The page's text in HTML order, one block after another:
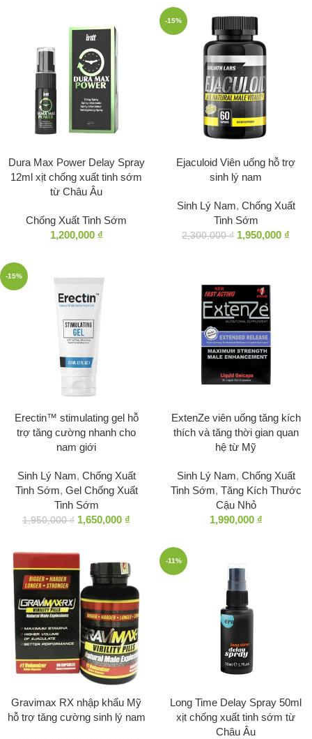
Dura Max Power Delay Spray
12ml xịt chống xuất tinh sớm
từ Châu Âu
Chống Xuất Tinh Sớm
1,200,000 ₫
-15%
Ejaculoid Viên uống hỗ trợ
sinh lý nam
Sinh Lý Nam, Chống Xuất
Tinh Sớm
2,300,000₫ 1,950,000 ₫
-15%
Erectin™ stimulating gel hỗ
trợ tăng cường nhanh cho
nam giới
Sinh Lý Nam, Chống Xuất
Tinh Sớm, Gel Chống Xuất
Tinh Sớm
1,950,000₫ 1,650,000 ₫
ExtenZe viên uống tăng kích
thích và tăng thời gian quan
hệ từ Mỹ
Sinh Lý Nam, Chống Xuất
Tinh Sớm, Tăng Kích Thước
Cậu Nhỏ
1,990,000 ₫
Gravimax RX nhập khẩu Mỹ
hỗ trợ tăng cường sinh lý nam
-11%
Long Time Delay Spray 50ml
xịt chống xuất tinh sớm từ
Châu Âu